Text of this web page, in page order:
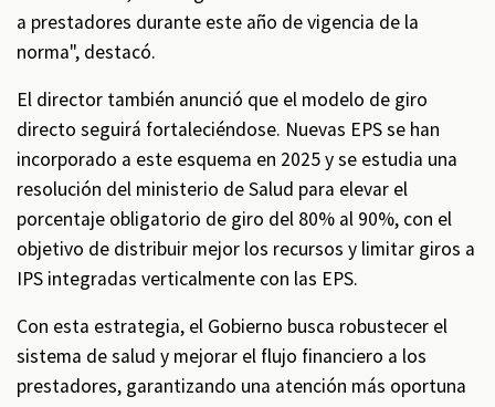
a prestadores durante este año de vigencia de la
norma", destacó.
El director también anunció que el modelo de giro
directo seguirá fortaleciéndose. Nuevas EPS se han
incorporado a este esquema en 2025 y se estudia una
resolución del ministerio de Salud para elevar el
porcentaje obligatorio de giro del 80% al 90%, con el
objetivo de distribuir mejor los recursos y limitar giros a
IPS integradas verticalmente con las EPS.
Con esta estrategia, el Gobierno busca robustecer el
sistema de salud y mejorar el flujo financiero a los
prestadores, garantizando una atención más oportuna